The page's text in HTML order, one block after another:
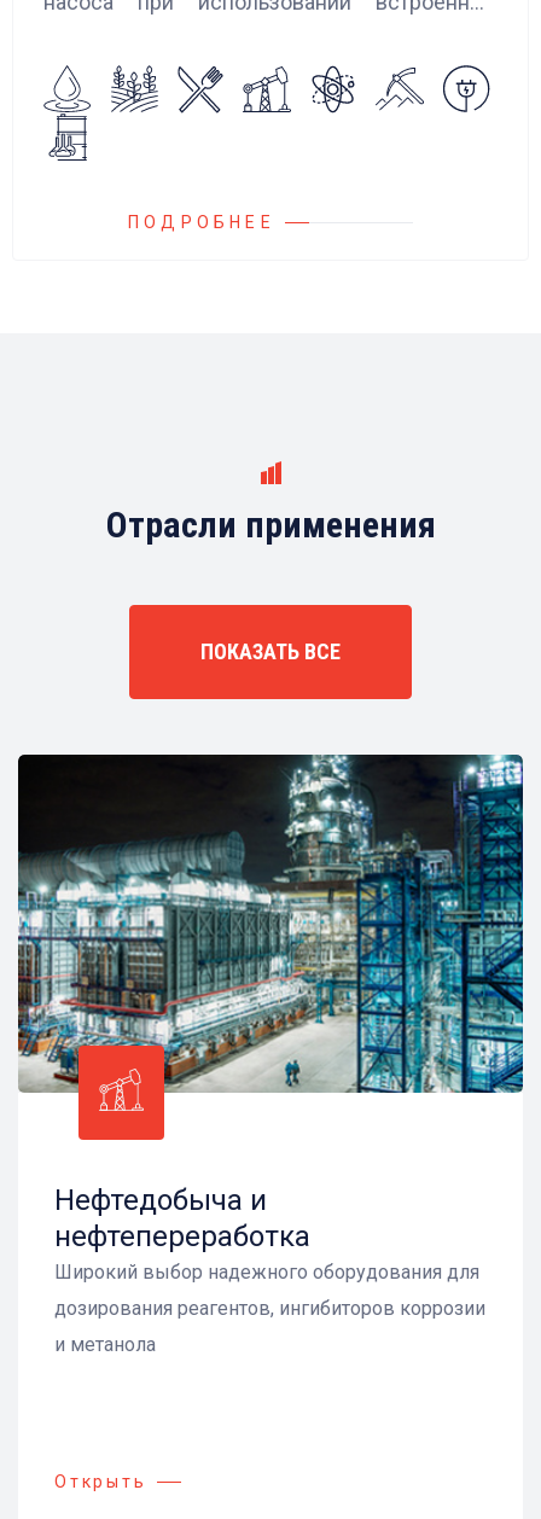
Блок управления Ареоматик совместим с
любыми насосами российских и
иностранных производителей.
ПОДРОБНЕЕ
Отрасли применения
ПОКАЗАТЬ ВСЕ
Нефтедобыча и
нефтепереработка
Широкий выбор надежного оборудования для
дозирования реагентов, ингибиторов коррозии
и метанола
Открыть